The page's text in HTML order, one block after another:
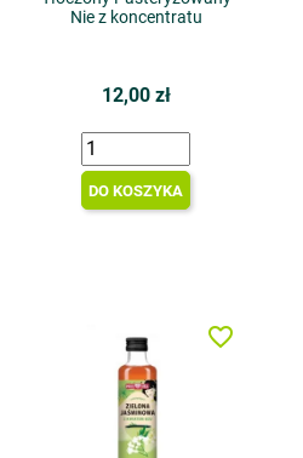
Nie z koncentratu
12,00 zł
DO KOSZYKA
favorite_border